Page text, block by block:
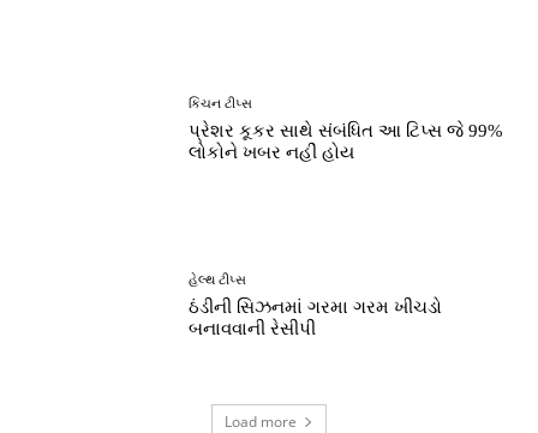
કિચન ટીપ્સ
પ્રેશર કૂકર સાથે સંબંધિત આ ટિપ્સ જે 99%
લોકોને ખબર નહીં હોય
હેલ્થ ટીપ્સ
ઠંડીની સિઝનમાં ગરમા ગરમ ખીચડો
બનાવવાની રેસીપી
Load more